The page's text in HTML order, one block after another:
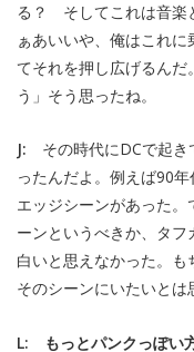
る？ そしてこれは音楽
ぁあいいや、俺はこれ
てそれを押し広げるん
う」そう思ったね。
J: その時代にDCで起き
ったんだよ。例えば90
エッジシーンがあった
ーンというべきか、タ
白いと思えなかった。も
そのシーンにいたいとは
L: もっとパンクっぽい